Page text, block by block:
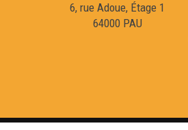
6, rue Adoue, Étage 1
64000 PAU